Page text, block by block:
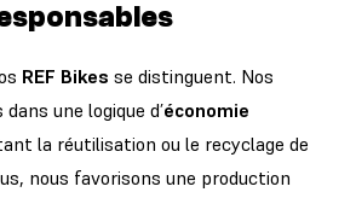
REF Bikes se distinguent. Nos
une logique d’économie
la réutilisation ou le recyclage de
nous favorisons une production